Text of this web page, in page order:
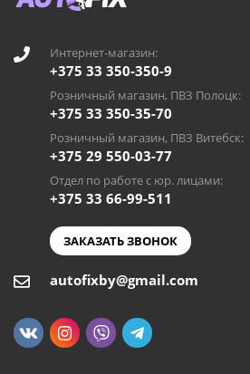
Интернет-магазин:
+375 33 350-350-9
Розничный магазин, ПВЗ Полоцк:
+375 33 350-35-70
Розничный магазин, ПВЗ Витебск:
+375 29 550-03-77
Отдел по работе с юр. лицами:
+375 33 66-99-511
ЗАКАЗАТЬ ЗВОНОК
autofixby@gmail.com